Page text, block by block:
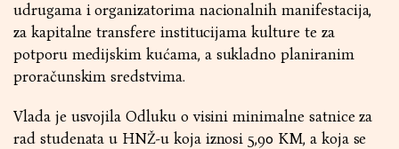
udrugama i organizatorima nacionalnih manifestacija,
za kapitalne transfere institucijama kulture te za
potporu medijskim kućama, a sukladno planiranim
proračunskim sredstvima.
Vlada je usvojila Odluku o visini minimalne satnice za
rad studenata u HNŽ-u koja iznosi 5,90 KM, a koja se